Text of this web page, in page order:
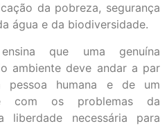
da pobreza, segurança
água e da biodiversidade.
que uma genuína
ambiente deve andar a par
humana e de um
com os problemas da
necessária para